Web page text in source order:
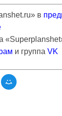
в
и группа VK